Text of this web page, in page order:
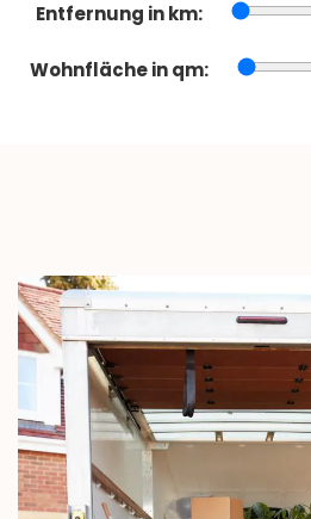
Entfernung in km:
Wohnfläche in qm: